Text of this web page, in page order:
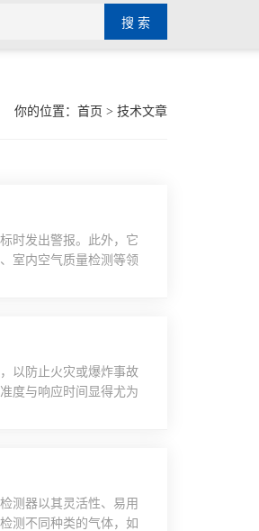
你的位置： 首页 > 技术文章
时发出警报。此外，它
室内空气质量检测等领
以防止火灾或爆炸事故
度与响应时间显得尤为
测器以其灵活性、易用
测不同种类的气体，如